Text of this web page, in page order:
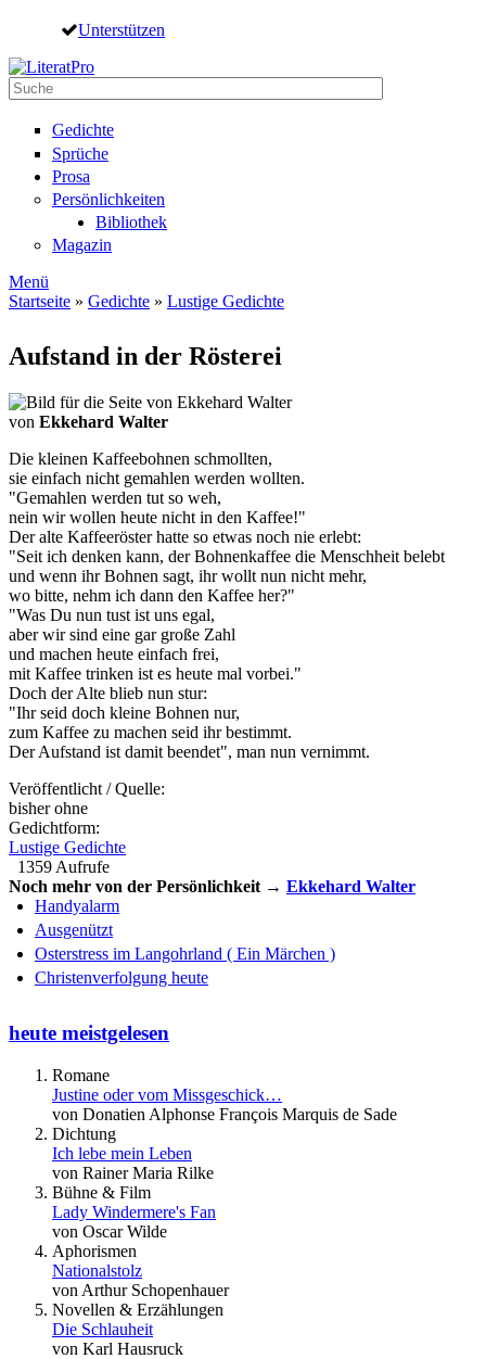
Direkt zum Inhalt
Unterstützen
Suche
Gedichte
Sprüche
Prosa
Persönlichkeiten
Bibliothek
Magazin
Menü
Startseite » Gedichte » Lustige Gedichte
Aufstand in der Rösterei
von Ekkehard Walter
Die kleinen Kaffeebohnen schmollten,
sie einfach nicht gemahlen werden wollten.
"Gemahlen werden tut so weh,
nein wir wollen heute nicht in den Kaffee!"
Der alte Kaffeeröster hatte so etwas noch nie erlebt:
"Seit ich denken kann, der Bohnenkaffee die Menschheit belebt
und wenn ihr Bohnen sagt, ihr wollt nun nicht mehr,
wo bitte, nehm ich dann den Kaffee her?"
"Was Du nun tust ist uns egal,
aber wir sind eine gar große Zahl
und machen heute einfach frei,
mit Kaffee trinken ist es heute mal vorbei."
Doch der Alte blieb nun stur:
"Ihr seid doch kleine Bohnen nur,
zum Kaffee zu machen seid ihr bestimmt.
Der Aufstand ist damit beendet", man nun vernimmt.
Veröffentlicht / Quelle:
bisher ohne
Gedichtform:
Lustige Gedichte
1359 Aufrufe
Noch mehr von der Persönlichkeit → Ekkehard Walter
Handyalarm
Ausgenützt
Osterstress im Langohrland ( Ein Märchen )
Christenverfolgung heute
heute meistgelesen
Romane
Justine oder vom Missgeschick…
von Donatien Alphonse François Marquis de Sade
Dichtung
Ich lebe mein Leben
von Rainer Maria Rilke
Bühne & Film
Lady Windermere's Fan
von Oscar Wilde
Aphorismen
Nationalstolz
von Arthur Schopenhauer
Novellen & Erzählungen
Die Schlauheit
von Karl Hausruck